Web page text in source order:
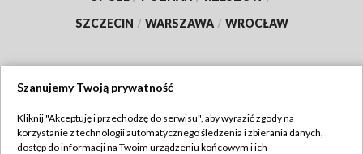
SZCZECIN / WARSZAWA / WROCŁAW
TVP
Szanujemy Twoją prywatność
Kliknij "Akceptuję i przechodzę do serwisu", aby wyrazić zgody na
korzystanie z technologii automatycznego śledzenia i zbierania danych,
dostęp do informacji na Twoim urządzeniu końcowym i ich